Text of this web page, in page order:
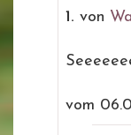
1. von
vom